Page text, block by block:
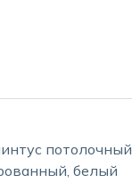
потолочный
белый